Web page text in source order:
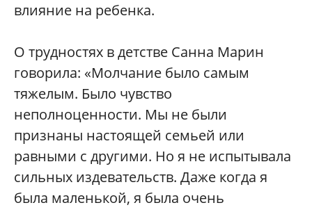
влияние на ребенка.
О трудностях в детстве Санна Марин
говорила: «Молчание было самым
тяжелым. Было чувство
неполноценности. Мы не были
признаны настоящей семьей или
равными с другими. Но я не испытывала
сильных издевательств. Даже когда я
была маленькой, я была очень